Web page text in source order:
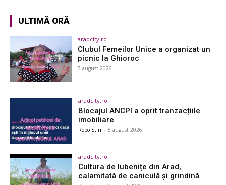
ULTIMĂ ORĂ
aradcity.ro
Clubul Femeilor Unice a organizat un
picnic la Ghioroc
5 august 2026
aradcity.ro
Blocajul ANCPI a oprit tranzacțiile
imobiliare
Robo Stiri - 5 august 2026
aradcity.ro
Cultura de lubenițe din Arad,
calamitată de caniculă și grindină